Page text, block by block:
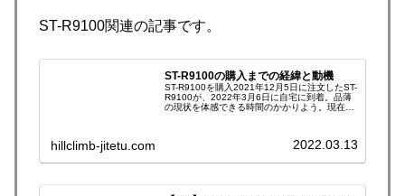
ST-R9100関連の記事です。
ST-R9100の購入までの経緯と動機
ST-R9100を購入2021年12月5日に注文したST-
R9100が、2022年3月6日に自宅に到着。品薄
の現状を体感できる時間のかかりよう。現在の
hillclimb-jitetu.com 2022.03.13